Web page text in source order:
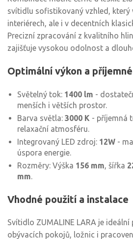
svítidlu sofistikovaný vzhled, který
interiérech, ale i v decentních
Precizní zpracování z kvalitního
zajišťuje vysokou odolnost a
Optimální výkon a
Světelný tok: 1400 lm -
menších i větších prostor.
Barva světla: 3000 K - příjemná
relaxační atmosféru.
Integrovaný LED zdroj: 12W -
úspora energie.
Rozměry: Výška 156 mm, šířka
mm.
Vhodné použití a instalace
Svítidlo ZUMALINE LARA je
obývacích pokojů, ložnic i